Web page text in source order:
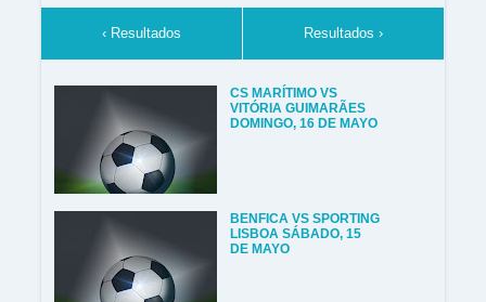
‹ Resultados Resultados ›
CS MARÍTIMO VS
VITÓRIA GUIMARÃES
DOMINGO, 16 DE MAYO
BENFICA VS SPORTING
LISBOA SÁBADO, 15
DE MAYO